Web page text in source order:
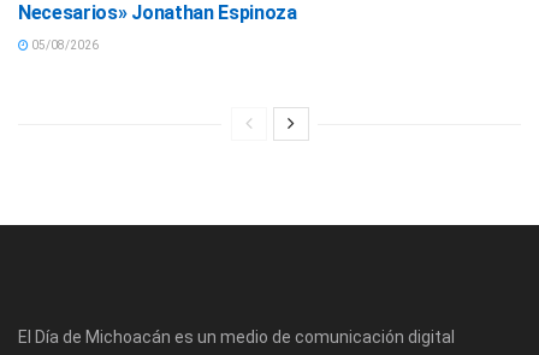
Necesarios» Jonathan Espinoza
05/08/2026
El Día de Michoacán es un medio de comunicación digital